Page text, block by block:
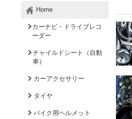
Home
カーナビ・ドライブレコ
ーダー
チャイルドシート（自動
車）
カーアクセサリー
タイヤ
バイク用ヘルメット